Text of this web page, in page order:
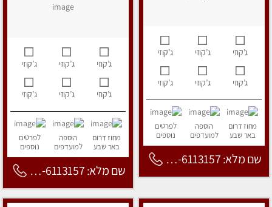
ג’קוזי ג’קוזי ג’קוזי
ג’קוזי ג’קוזי ג’קוזי
מחוז דרום
באר שבע
הוספה
למועדפים
לפרטים
נוספים
שם מלא: 053-6113157
ג’קוזי ג’קוזי ג’קוזי
ג’קוזי ג’קוזי ג’קוזי
מחוז דרום
באר שבע
הוספה
למועדפים
לפרטים
נוספים
שם מלא: 053-6113157